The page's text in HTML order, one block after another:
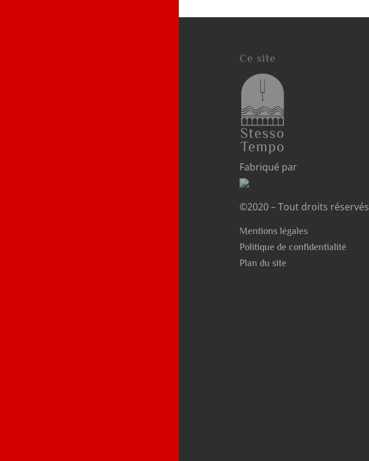
Ce site
Fabriqué par
©2020 – Tout droits réservés
Mentions légales
Politique de confidentialité
Plan du site